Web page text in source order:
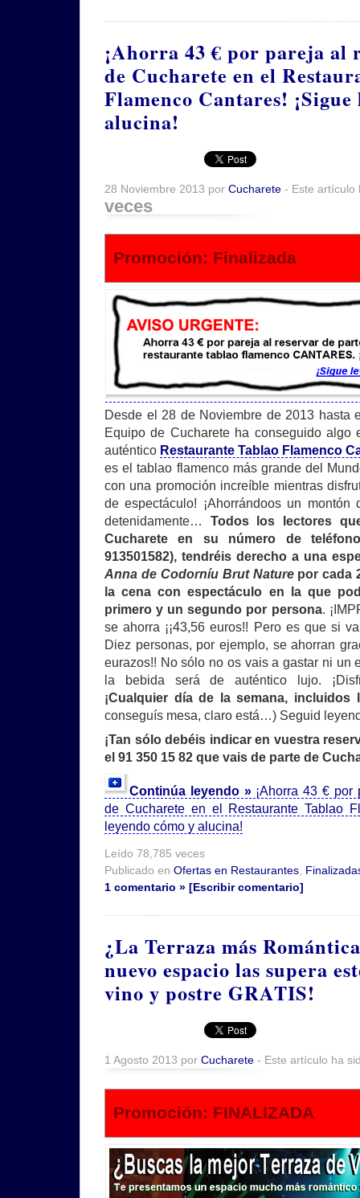
¡Ahorra 43 € por pareja al
de Cucharete en el
Flamenco Cantares! ¡Sigue
alucina!
28 Noviembre 2013 por Cucharete - Este
veces
Promoción: Finalizada
Desde el 28 de Noviembre de 2013 hasta
Equipo de Cucharete ha conseguido algo
auténtico Restaurante Tablao Flamenco
es el tablao flamenco más grande del
con una promoción increíble mientras
de espectáculo! ¡Ahorrándoos un
detenidamente… Todos los lectores
Cucharete en su número de
913501582), tendréis derecho a una
Anna de Codorníu Brut Naturepor cada
la cena con espectáculo en la que
primero y un segundo por persona.
se ahorra ¡¡43,56 euros!! Pero es que si
Diez personas, por ejemplo, se ahorran
eurazos!! No sólo no os vais a gastar ni un
la bebida será de auténtico lujo.
¡Cualquier día de la semana, incluidos
conseguís mesa, claro está…) Seguid
¡Tan sólo debéis indicar en vuestra
el 91 350 15 82 que vais de parte de
Continúa leyendo » ¡Ahorra 43 € por
de Cucharete en el Restaurante Tablao
leyendo cómo y alucina!
Leído 78,785 veces
Publicado en Ofertas en Restaurantes
1 comentario » [Escribir comentario]
¿La Terraza más
nuevo espacio las supera
vino y postre GRATIS!
1 Agosto 2013 por Cucharete - Este artículo ha
Promoción: FINALIZADA